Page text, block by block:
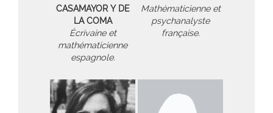
CASAMAYOR Y DE
LA COMA
Écrivaine et
mathématicienne
espagnole.
Mathématicienne et
psychanalyste
française.